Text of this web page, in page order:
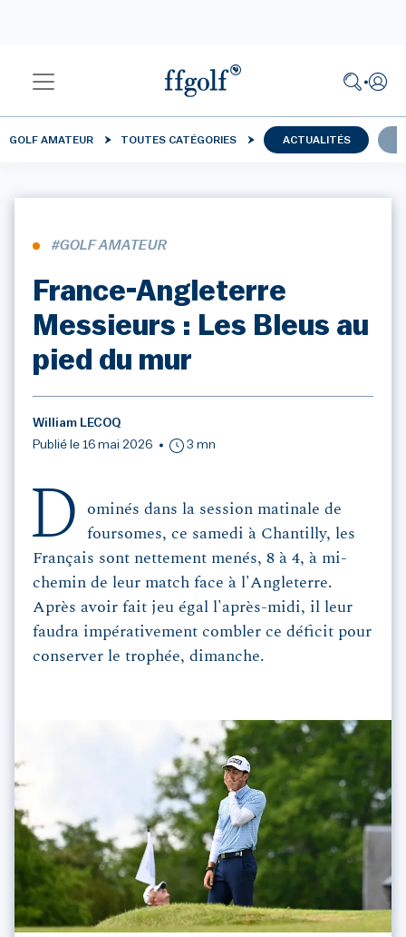
GOLF AMATEUR TOUTES CATÉGORIES ACTUALITÉS
#GOLF AMATEUR
France-Angleterre
Messieurs : Les Bleus au
pied du mur
William LECOQ
Publié le 16 mai 2026
3 mn
D
ominés dans la session matinale de
foursomes, ce samedi à Chantilly, les
Français sont nettement menés, 8 à 4, à mi-
chemin de leur match face à l'Angleterre.
Après avoir fait jeu égal l'après-midi, il leur
faudra impérativement combler ce déficit pour
conserver le trophée, dimanche.